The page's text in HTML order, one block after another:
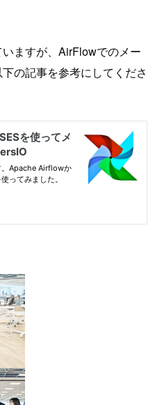
ますが、AirFlowでのメー
の記事を参考にしてくださ